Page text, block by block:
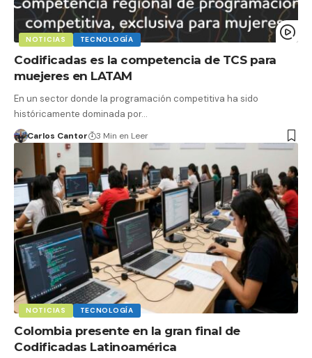
NOTICIAS TECNOLOGÍA
Codificadas es la competencia de TCS para
muejeres en LATAM
En un sector donde la programación competitiva ha sido
históricamente dominada por…
Carlos Cantor 3 Min en Leer
NOTICIAS TECNOLOGÍA
Colombia presente en la gran final de
Codificadas Latinoamérica